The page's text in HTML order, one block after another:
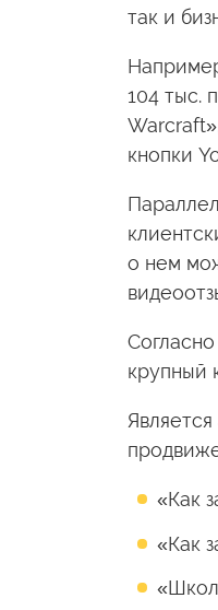
так и
104 тыс.
кнопки
о нем
крупный
«Как
«Как